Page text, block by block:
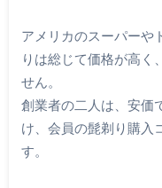
アメリカのスーパーや
りは総じて価格が高く
せん。
創業者の二人は、安価
け、会員の髭剃り購入
す。